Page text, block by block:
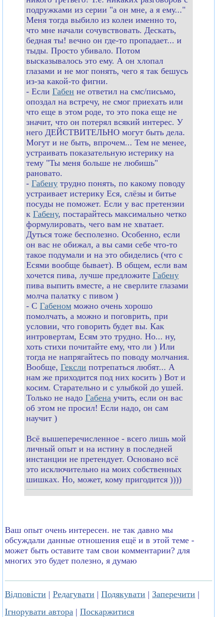
подружками из серии "а он мне, а я ему..."
Меня тогда выбило из колеи именно то,
что мне начали сочувствовать. Дескать,
бедная ты! вечно он где-то пропадает... и
тыды. Просто убивало. Потом
высказывалось это ему. А он хлопал
глазами и не мог понять, чего я так бешусь
из-за какой-то фигни.
- Если Габен не ответил на смс/письмо,
опоздал на встречу, не смог приехать или
что еще в этом роде, то это пока еще не
значит, что он потерял всякий интерес. У
него ДЕЙСТВИТЕЛЬНО могут быть дела.
Могут и не быть, впрочем... Тем не менее,
устраивать показательную истерику на
тему "Ты меня больше не любишь"
рановато.
- Габену трудно понять, по какому поводу
устраивает истерику Еся, слёзы и битье
посуды не поможет. Если у вас претензии
к Габену, постарайтесь максимально четко
формулировать, чего вам не хватает.
Дуться тоже бесполезно. Особенно, если
он вас не обижал, а вы сами себе что-то
такое подумали и на это обиделись (что с
Есями вообще бывает). В общем, если вам
хочется пива, лучше предложите Габену
пива выпить вместе, а не сверлите глазами
молча палатку с пивом )
- С Габеном можно очень хорошо
помолчать, а можно и поговрить, при
условии, что говорить будет вы. Как
интровертам, Есям это трудно. Но... ну,
хоть стихи почитайте ему, что ли ) Или
тогда не напрягайтесь по поводу молчания.
Вообще, Гексли потрепаться любят... А
нам же приходится под них косить ) Вот и
косим. Старательно и с улыбкой до ушей.
Только не надо Габена учить, если он вас
об этом не просил! Если надо, он сам
научит )
Всё вышеперечисленное - всего лишь мой
личный опыт и на истину в последней
инстанции не претендует. Основано всё
это исключительно на моих собственных
шишках. Но, может, кому пригодится ))))
Ваш опыт очень интересен. не так давно мы
обсуждали данные отношения ещё и в этой теме -
может быть оставите там свои комментарии? для
многих это будет полезно, я думаю
Відповісти | Редагувати | Подякувати | Заперечити |
Ігнорувати автора | Поскаржитися